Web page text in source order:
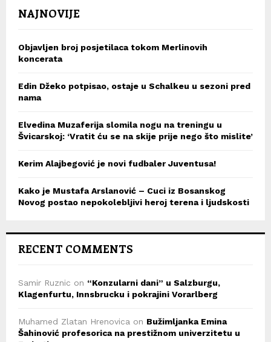
NAJNOVIJE
Objavljen broj posjetilaca tokom Merlinovih
koncerata
Edin Džeko potpisao, ostaje u Schalkeu u sezoni pred
nama
Elvedina Muzaferija slomila nogu na treningu u
Švicarskoj: ‘Vratit ću se na skije prije nego što mislite’
Kerim Alajbegović je novi fudbaler Juventusa!
Kako je Mustafa Arslanović – Cuci iz Bosanskog
Novog postao nepokolebljivi heroj terena i ljudskosti
RECENT COMMENTS
Samir Ruznic on “Konzularni dani” u Salzburgu,
Klagenfurtu, Innsbrucku i pokrajini Vorarlberg
Muhamed Zlatan Hrenovica on Bužimljanka Emina
Šahinović profesorica na prestižnom univerzitetu u